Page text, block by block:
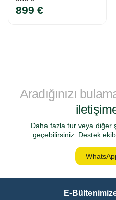
899 €
Aradığınızı
Daha fazla tur veya diğer
geçebilirsiniz. Destek
E-